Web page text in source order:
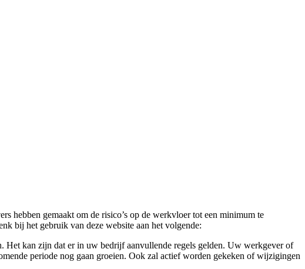
hebben gemaakt om de risico’s op de werkvloer tot een minimum te
bij het gebruik van deze website aan het volgende:
Het kan zijn dat er in uw bedrijf aanvullende regels gelden. Uw werkgever of
periode nog gaan groeien. Ook zal actief worden gekeken of wijzigingen